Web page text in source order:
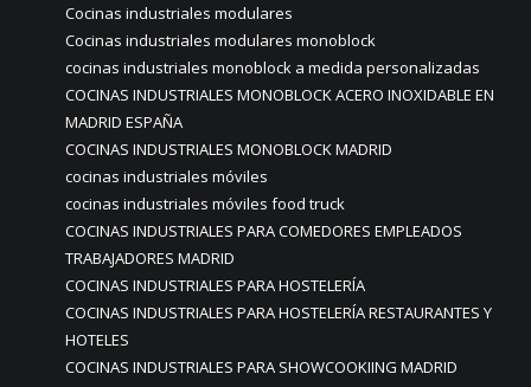
Cocinas industriales modulares
Cocinas industriales modulares monoblock
cocinas industriales monoblock a medida personalizadas
COCINAS INDUSTRIALES MONOBLOCK ACERO INOXIDABLE EN
MADRID ESPAÑA
COCINAS INDUSTRIALES MONOBLOCK MADRID
cocinas industriales móviles
cocinas industriales móviles food truck
COCINAS INDUSTRIALES PARA COMEDORES EMPLEADOS
TRABAJADORES MADRID
COCINAS INDUSTRIALES PARA HOSTELERÍA
COCINAS INDUSTRIALES PARA HOSTELERÍA RESTAURANTES Y
HOTELES
COCINAS INDUSTRIALES PARA SHOWCOOKIING MADRID